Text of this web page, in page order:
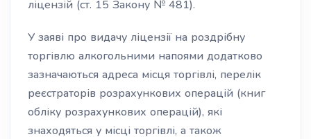
ліцензій (ст. 15 Закону № 481).
У заяві про видачу ліцензії на роздрібну
торгівлю алкогольними напоями додатково
зазначаються адреса місця торгівлі, перелік
реєстраторів розрахункових операцій (книг
обліку розрахункових операцій), які
знаходяться у місці торгівлі, а також